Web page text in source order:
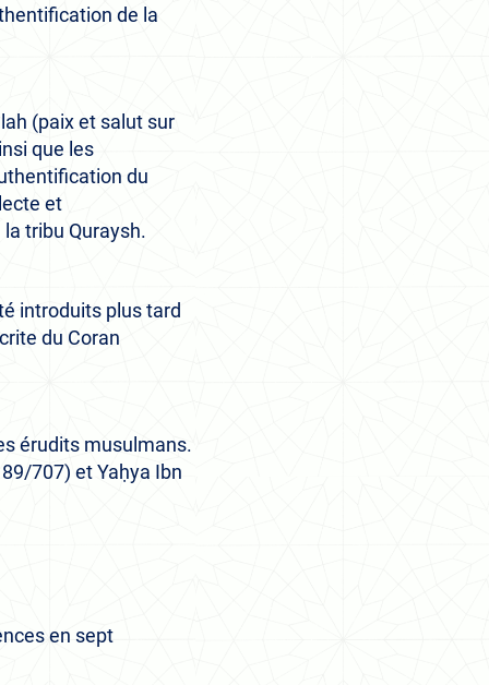
de la
(paix et salut sur
que les
du
et
tribu Quraysh.
introduits plus tard
du Coran
érudits musulmans.
707) et Yaḥya Ibn
en sept